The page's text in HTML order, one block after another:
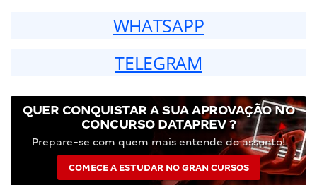
WHATSAPP
TELEGRAM
QUER CONQUISTAR A SUA APROVAÇÃO NO
CONCURSO DATAPREV ?
Prepare-se com quem mais entende do assunto!
COMECE A ESTUDAR NO GRAN CURSOS